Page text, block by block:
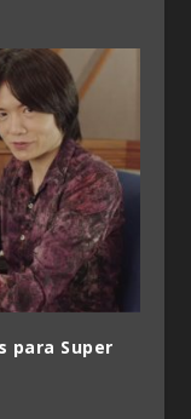
para Super